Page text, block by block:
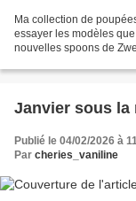
Ma collection de
essayer les modèles
nouvelles spoons de
Publié le 04/02/2026 à
Par cheries_vaniline